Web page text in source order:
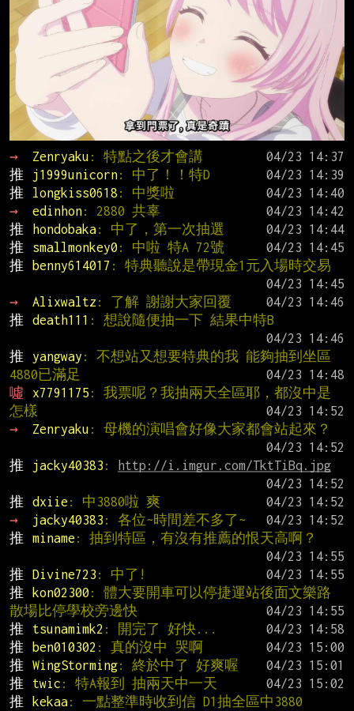
→ Zenryaku : 特點之後才會講
推
j1999unicorn: 中了！！特D
推
longkiss0618 : 中獎啦
→
edinhon: 2880 共辜
推
hondobaka: 中了，第一次抽選
推
smallmonkey0 : 中啦 特A 72號
推
benny614017 : 特典聽說是帶現金1元入場時交易
→
Alixwaltz : 了解 謝謝大家回覆
推
death111 : 想說隨便抽一下 結果中特B
推
yangway : 不想站又想要特典的我 能夠抽到坐區
4880已滿足
噓
x7791175 : 我票呢？我抽兩天全區耶，都沒中是
怎樣
→
Zenryaku : 母機的演唱會好像大家都會站起來？
推
jacky40383 :
http://i.imgur.com/TktTiBq.jpg
推
dxiie : 中3880啦 爽
→
jacky40383 : 各位~時間差不多了~
推
miname : 抽到特區，有沒有推薦的恨天高啊？
推
Divine723 : 中了!
推
kon02300 : 體大要開車可以停捷運站後面文樂路
散場比停學校旁邊快
推
tsunamimk2 : 開完了 好快...
推
ben010302 : 真的沒中 哭啊
推
WingStorming: 終於中了 好爽喔
推
twic : 特A報到 抽兩天中一天
推
kekaa: 一點整準時收到信 D1抽全區中3880